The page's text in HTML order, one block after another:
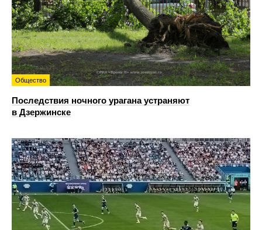
Общество
Последствия ночного урагана устраняют
в Дзержинске